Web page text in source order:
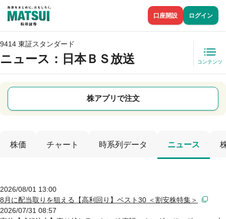
口座開設 ログイン
9414 東証スタンダード
ニュース ：日本ＢＳ放送 コンテンツ
株アプリで注文
株価 チャート 時系列データ ニュース
2026/08/01 13:00
8月に配当取りを狙える【高利回り】ベスト30 ＜割安株特集＞
2026/07/31 08:57